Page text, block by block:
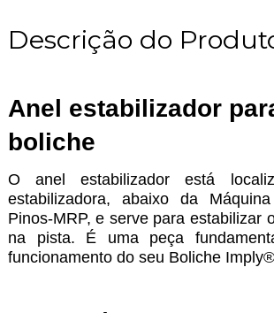
Descrição do
Anel estabilizador
boliche
O anel estabilizador está
estabilizadora, abaixo da
Pinos-MRP, e serve para estabilizar
na pista. É uma peça
funcionamento do seu Boliche